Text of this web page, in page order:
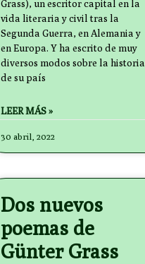
Grass), un escritor capital en la
vida literaria y civil tras la
Segunda Guerra, en Alemania y
en Europa. Y ha escrito de muy
diversos modos sobre la historia
de su país
LEER MÁS »
30 abril, 2022
Dos nuevos
poemas de
Günter Grass